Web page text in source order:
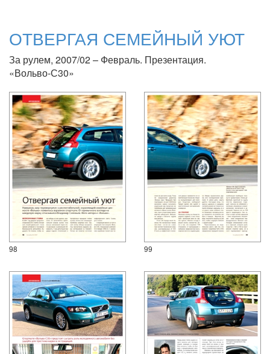
ОТВЕРГАЯ СЕМЕЙНЫЙ УЮТ
За рулем, 2007/02 – Февраль. Презентация.
«Вольво-С30»
98 99